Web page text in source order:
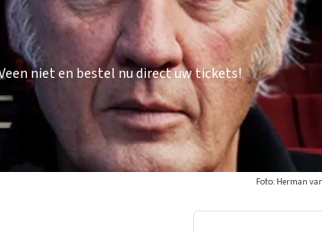
niet en bestel nu direct uw tickets!
Foto: Herman